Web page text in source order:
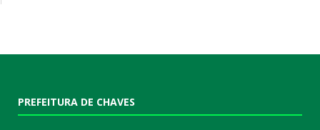
PREFEITURA DE CHAVES